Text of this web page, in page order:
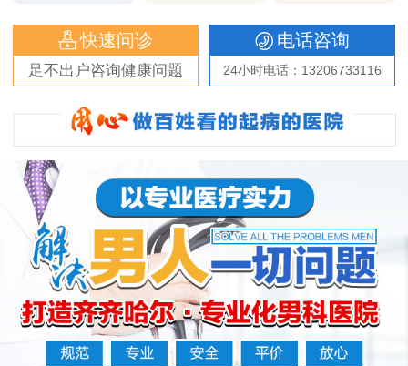
快速问诊
足不出户咨询健康问题
电话咨询
24小时电话：13206733116